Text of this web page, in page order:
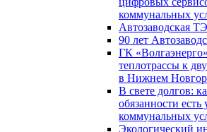
коммунальных
Автозаводская
90 лет
ГК
теплотрассы к
в Нижнем
В свете долгов:
обязанности есть
коммунальных
Экологический